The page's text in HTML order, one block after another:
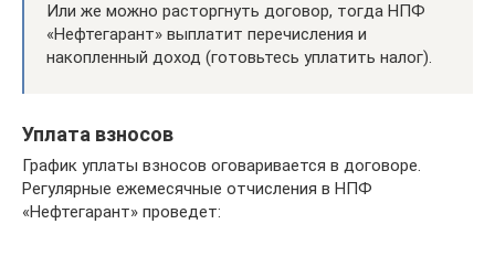
Или же можно расторгнуть договор, тогда НПФ
«Нефтегарант» выплатит перечисления и
накопленный доход (готовьтесь уплатить налог).
Уплата взносов
График уплаты взносов оговаривается в договоре.
Регулярные ежемесячные отчисления в НПФ
«Нефтегарант» проведет: